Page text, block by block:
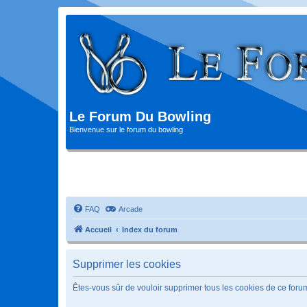
Le Forum Du Bowling
Bienvenue sur le forum du bowling
FAQ Arcade
Accueil Index du forum
Supprimer les cookies
Êtes-vous sûr de vouloir supprimer tous les cookies de ce